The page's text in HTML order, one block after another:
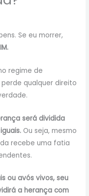
Se eu morrer,
regime de
qualquer direito
será dividida
Ou seja, mesmo
recebe uma fatia
ou avós vivos, seu
a herança com